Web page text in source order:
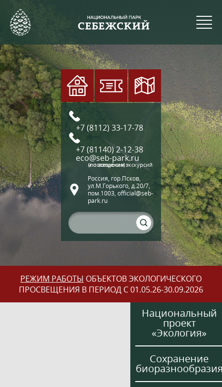
+7 (8112) 33-17-78
+7 (81140) 2-12-38
eco@seb-park.ru
(по вопросам экскурсий и посещения)
Россия, гор.Псков,
ул.М.Горького, д.20/7,
пом.1003, official@seb-
park.ru
РЕЖИМ РАБОТЫ ОБЪЕКТОВ ЭКОЛОГИЧЕСКОГО
ПРОСВЕЩЕНИЯ В ПЕРИОД С 01.05.26-30.09.2026
Национальный
проект
«Экология»
Сохранение